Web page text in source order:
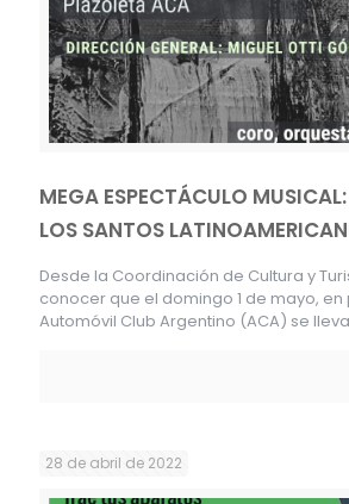
MEGA ESPECTÁCULO
LOS SANTOS
Desde la Coordinación de Cultura y
conocer que el domingo 1 de mayo,
Automóvil Club Argentino (ACA) se
28 de abril de 2022